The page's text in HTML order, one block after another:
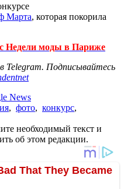
Марта, которая покорила
Недели моды в Париже
в Telegram. Подписывайтесь
News
, фото, конкурс,
необходимый текст и
об этом редакции.